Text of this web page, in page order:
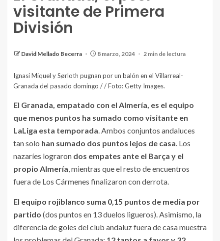
visitante de Primera
División
David Mellado Becerra 8 marzo, 2024 2 min de lectura
played between Villarreal CF and Granada CF at
Estadio de la Ceramica on March 3, 2024, in Villarreal,
Spain. (Photo By Ivan Terron/Europa Press via Getty
Ignasi Miquel y Sørloth pugnan por un balón en el Villarreal-
Granada del pasado domingo / / Foto: Getty Images.
El Granada, empatado con el Almería, es el equipo
que menos puntos ha sumado como visitante en
LaLiga esta temporada. Ambos conjuntos andaluces
tan solo han sumado dos puntos lejos de casa. Los
nazaríes lograron dos empates ante el Barça y el
propio Almería, mientras que el resto de encuentros
fuera de Los Cármenes finalizaron con derrota.
El equipo rojiblanco suma 0,15 puntos de media por
partido (dos puntos en 13 duelos ligueros). Asimismo, la
diferencia de goles del club andaluz fuera de casa muestra